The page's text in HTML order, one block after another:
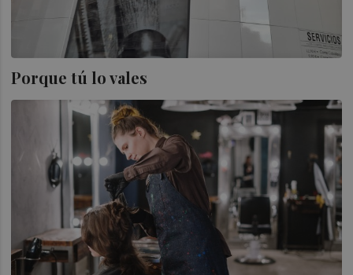
Porque tú lo vales